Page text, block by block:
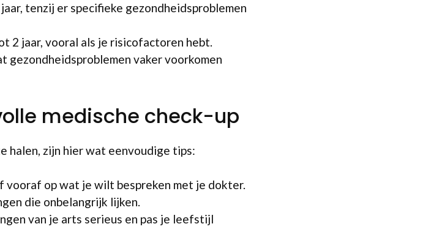
tenzij er specifieke gezondheidsproblemen
2 jaar, vooral als je risicofactoren hebt.
gezondheidsproblemen vaker voorkomen
medische check-up
halen, zijn hier wat eenvoudige tips:
vooraf op wat je wilt bespreken met je dokter.
die onbelangrijk lijken.
van je arts serieus en pas je leefstijl